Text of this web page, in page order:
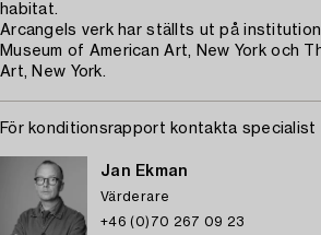
habitat.
Arcangels verk har ställts ut på
Museum of American Art, New York och
Art, New York.
För konditionsrapport kontakta specialist
Jan Ekman
Värderare
+46 (0)70 267 09 23